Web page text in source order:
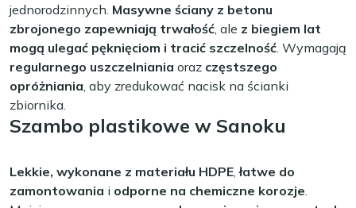
jednorodzinnych. Masywne ściany z betonu
zbrojonego zapewniają trwałość, ale z biegiem lat
mogą ulegać pęknięciom i tracić szczelność. Wymagają
regularnego uszczelniania oraz częstszego
opróżniania, aby zredukować nacisk na ścianki
zbiornika.
Szambo plastikowe w Sanoku
Lekkie, wykonane z materiału HDPE,łatwe do
zamontowania i odporne na chemiczne korozje.